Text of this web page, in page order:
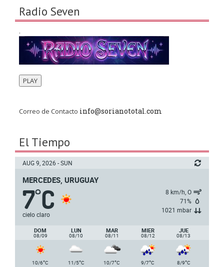
Radio Seven
.
PLAY
Correo de Contacto info@sorianototal.com
El Tiempo
AUG 9, 2026 - SUN
MERCEDES, URUGUAY
7°C
cielo claro
8 km/h, O
71%
1021 mbar
DOM
08/09
LUN
08/10
MAR
08/11
MIER
08/12
JUE
08/13
10/6°C 11/5°C 10/7°C 9/7°C 8/9°C